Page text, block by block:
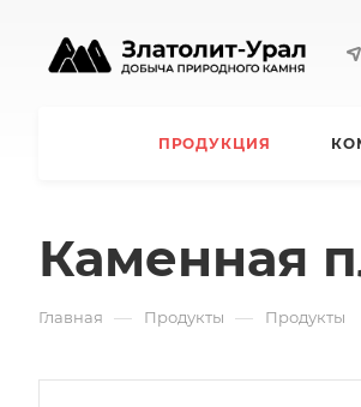
ПРОДУКЦИЯ
Каменная
Главная — Продукты — Продукты